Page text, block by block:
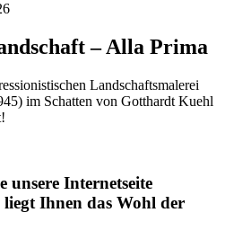
– Alla Prima
Landschaftsmalerei
im Schatten von Gotthardt Kuehl
unsere Internetseite
Ihnen das Wohl der